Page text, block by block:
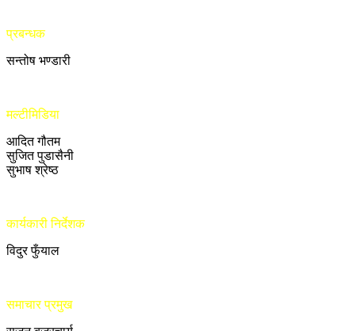
प्रबन्धक
सन्तोष भण्डारी
मल्टीमिडिया
आदित गौतम
सुजित पुडासैनी
सुभाष श्रेष्ठ
कार्यकारी निर्देशक
विदुर फुँयाल
समाचार प्रमुख